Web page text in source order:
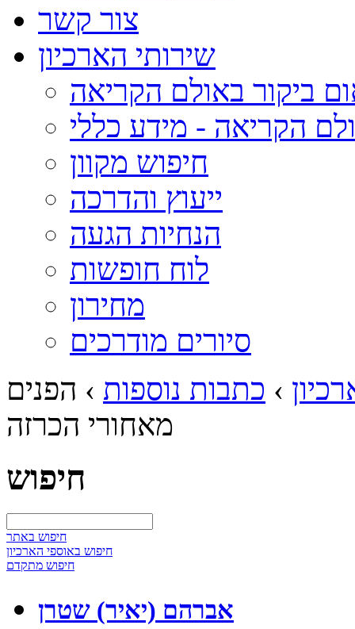
צור קשר
שירותי הארכיון
ביקור באולם הקריאה
הקריאה - מידע כללי
חיפוש מקוון
ייעוץ והדרכה
הנחיות הגעה
לוח חופשות
מחירון
סיורים מודרכים
› כתבות נוספות › הפנים
מאחורי הכרזה
חיפוש
חיפוש באתר
חיפוש באוספי הארכיון
חיפוש מתקדם
אברהם (יאיר) שטרן